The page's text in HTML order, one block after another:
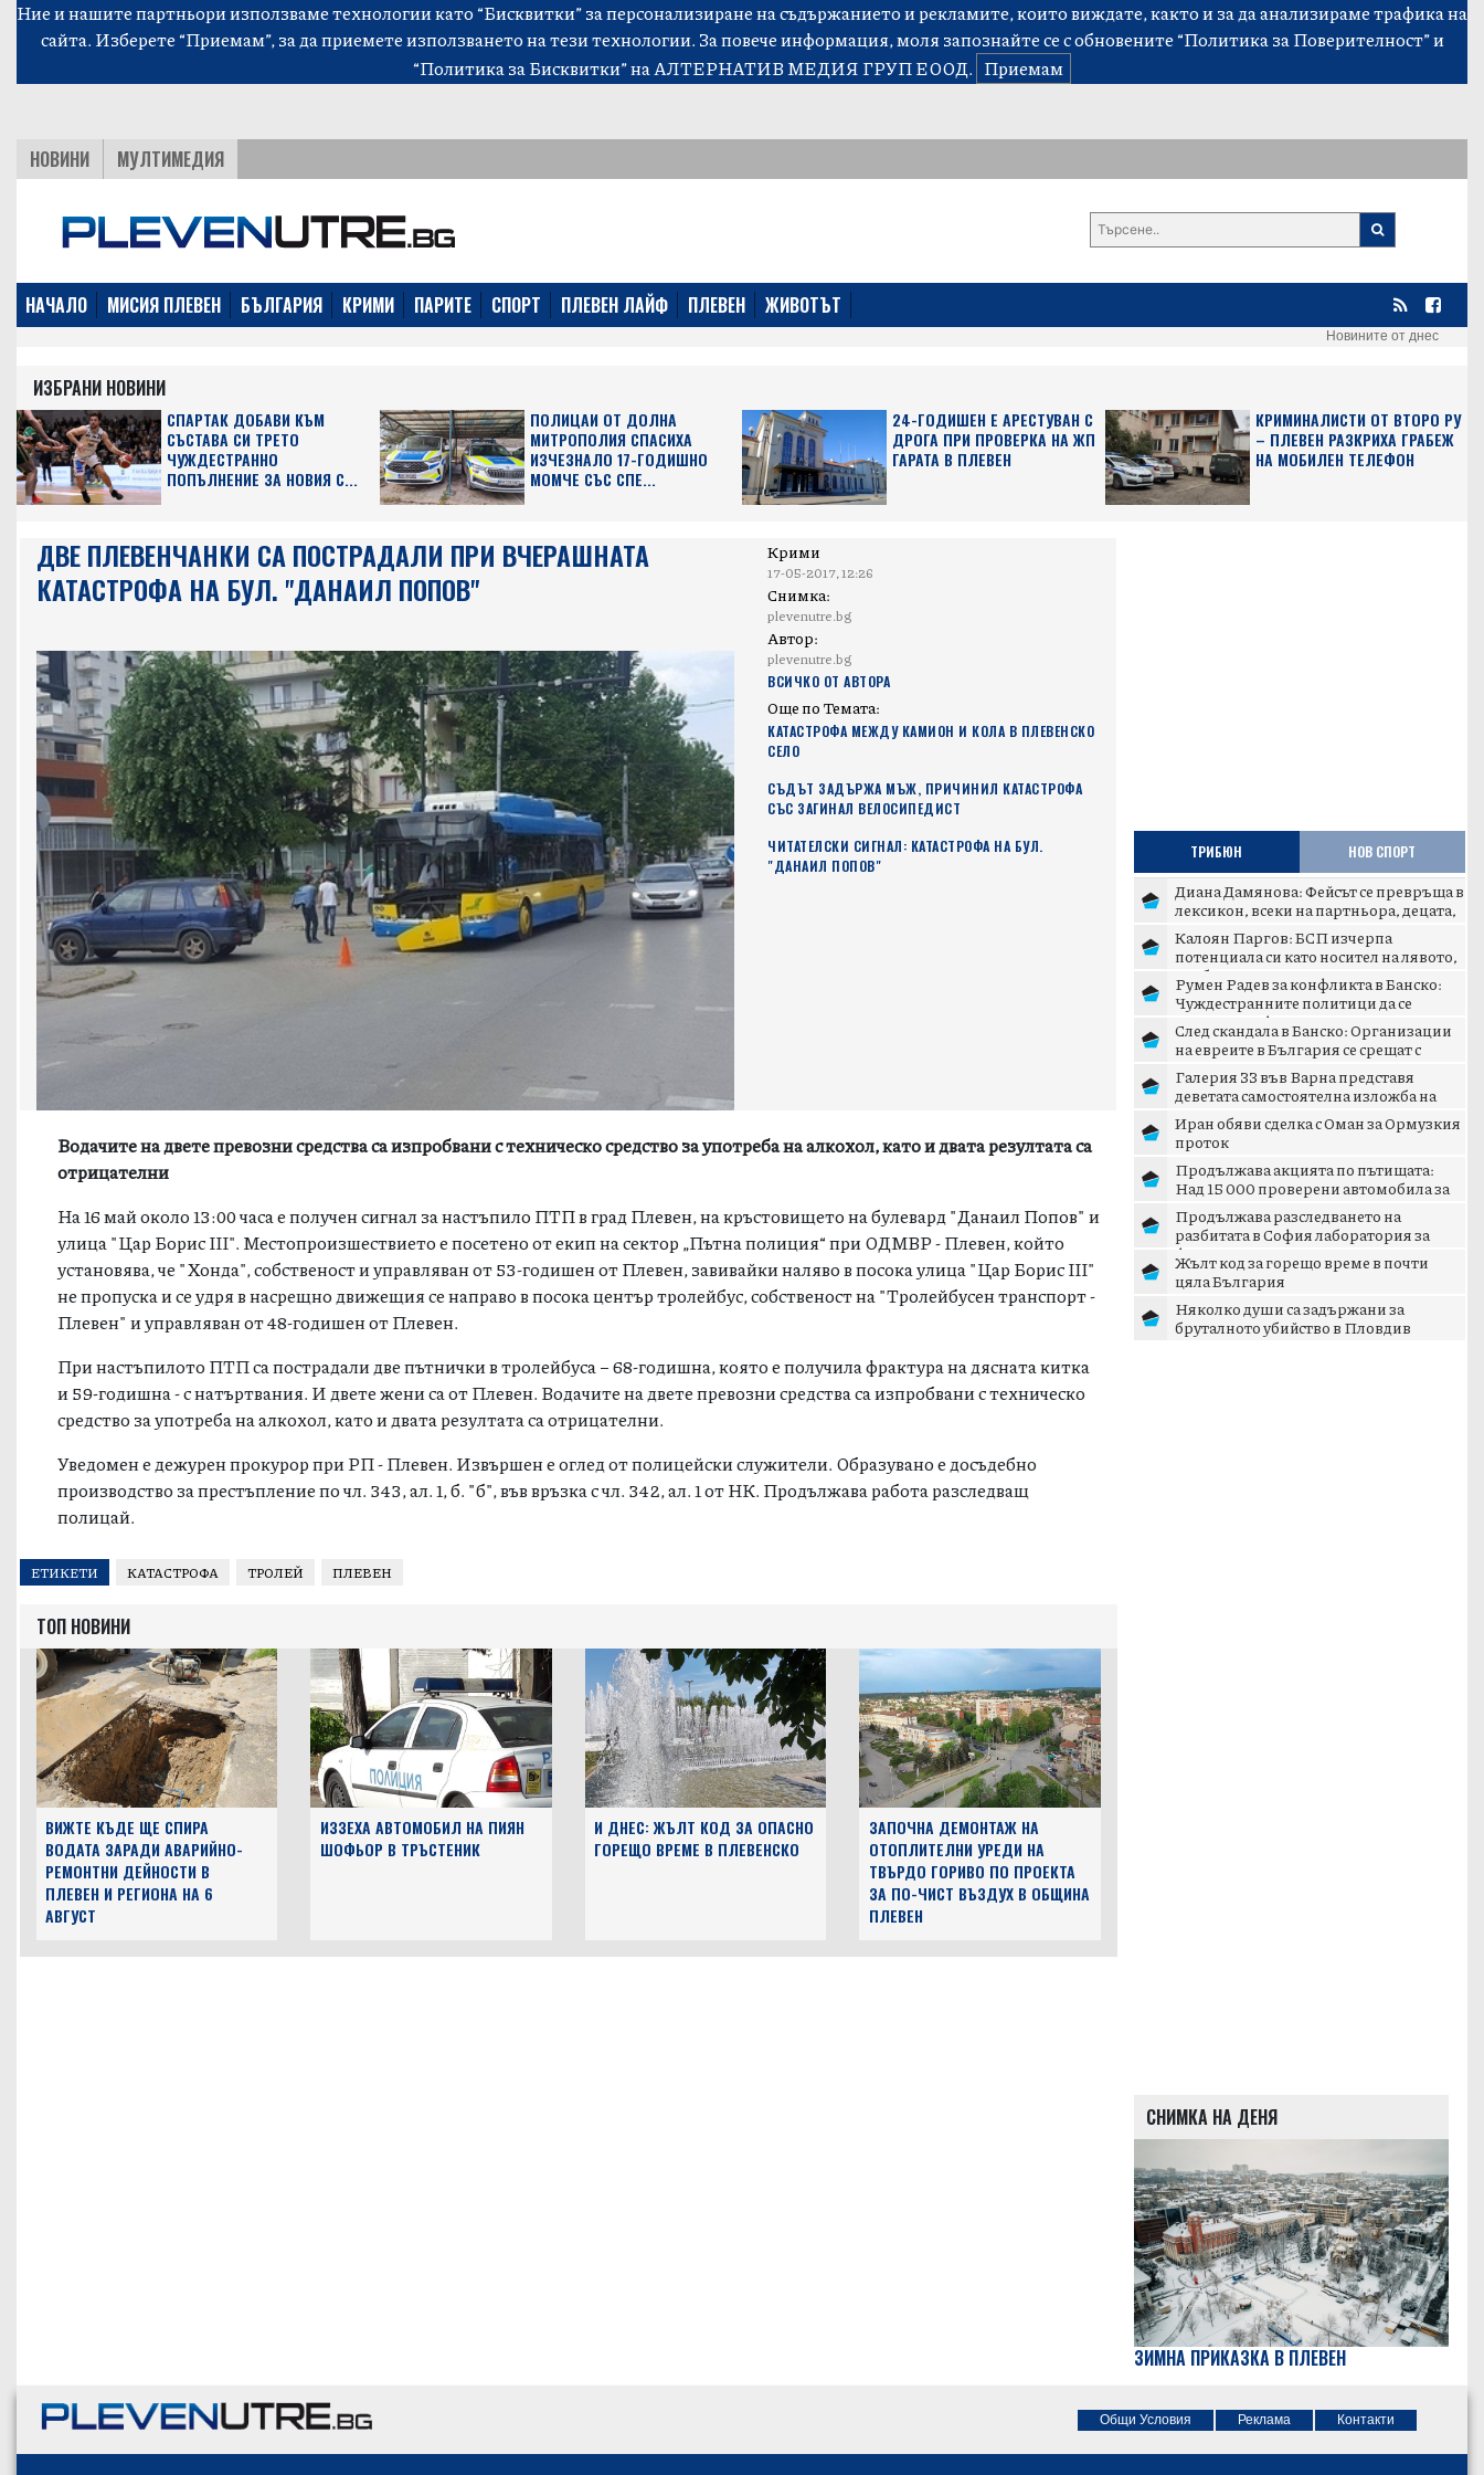
Ние и нашите партньори използваме технологии като “Бисквитки” за персонализиране на съдържанието и рекламите, които виждате, както и за да анализираме трафика на
сайта. Изберете “Приемам”, за да приемете използването на тези технологии. За повече информация, моля запознайте се с обновените“Политика за Поверителност”и
“Политика за Бисквитки”на АЛТЕРНАТИВ МЕДИЯ ГРУП ЕООД. Приемам
НОВИНИ МУЛТИМЕДИЯ
НАЧАЛО МИСИЯ ПЛЕВЕН БЪЛГАРИЯ КРИМИ ПАРИТЕ СПОРТ ПЛЕВЕН ЛАЙФ ПЛЕВЕН ЖИВОТЪТ
Новините от днес
ИЗБРАНИ НОВИНИ
СПАРТАК ДОБАВИ КЪМ
СЪСТАВА СИ ТРЕТО
ЧУЖДЕСТРАННО
ПОПЪЛНЕНИЕ ЗА НОВИЯ С...
ПОЛИЦАИ ОТ ДОЛНА
МИТРОПОЛИЯ СПАСИХА
ИЗЧЕЗНАЛО 17-ГОДИШНО
МОМЧЕ СЪС СПЕ...
24-ГОДИШЕН Е АРЕСТУВАН С
ДРОГА ПРИ ПРОВЕРКА НА ЖП
ГАРАТА В ПЛЕВЕН
КРИМИНАЛИСТИ ОТ ВТОРО РУ
– ПЛЕВЕН РАЗКРИХА ГРАБЕЖ
НА МОБИЛЕН ТЕЛЕФОН
ДВЕ ПЛЕВЕНЧАНКИ СА ПОСТРАДАЛИ ПРИ ВЧЕРАШНАТА
КАТАСТРОФА НА БУЛ. "ДАНАИЛ ПОПОВ"
Крими
17-05-2017, 12:26
Снимка:
plevenutre.bg
Автор:
plevenutre.bg
ВСИЧКО ОТ АВТОРА
Още по Темата:
КАТАСТРОФА МЕЖДУ КАМИОН И КОЛА В ПЛЕВЕНСКО
СЕЛО
СЪДЪТ ЗАДЪРЖА МЪЖ, ПРИЧИНИЛ КАТАСТРОФА
СЪС ЗАГИНАЛ ВЕЛОСИПЕДИСТ
ЧИТАТЕЛСКИ СИГНАЛ: КАТАСТРОФА НА БУЛ.
"ДАНАИЛ ПОПОВ"
Водачите на двете превозни средства са изпробвани с техническо средство за употреба на алкохол, като и двата резултата са
отрицателни
На 16 май около 13:00 часа е получен сигнал за настъпило ПТП в град Плевен, на кръстовището на булевард "Данаил Попов" и
улица "Цар Борис ІІІ". Местопроизшествието е посетено от екип на сектор „Пътна полиция“ при ОДМВР - Плевен, който
установява, че "Хонда", собственост и управляван от 53-годишен от Плевен, завивайки наляво в посока улица "Цар Борис ІІІ"
не пропуска и се удря в насрещно движещия се направо в посока център тролейбус, собственост на "Тролейбусен транспорт -
Плевен" и управляван от 48-годишен от Плевен.
При настъпилото ПТП са пострадали две пътнички в тролейбуса – 68-годишна, която е получила фрактура на дясната китка
и 59-годишна - с натъртвания. И двете жени са от Плевен. Водачите на двете превозни средства са изпробвани с техническо
средство за употреба на алкохол, като и двата резултата са отрицателни.
Уведомен е дежурен прокурор при РП - Плевен. Извършен е оглед от полицейски служители. Образувано е досъдебно
производство за престъпление по чл. 343, ал. 1, б. "б", във връзка с чл. 342, ал. 1 от НК. Продължава работа разследващ
полицай.
ЕТИКЕТИ КАТАСТРОФА ТРОЛЕЙ ПЛЕВЕН
ТОП НОВИНИ
ВИЖТЕ КЪДЕ ЩЕ СПИРА
ВОДАТА ЗАРАДИ АВАРИЙНО-
РЕМОНТНИ ДЕЙНОСТИ В
ПЛЕВЕН И РЕГИОНА НА 6
АВГУСТ
ИЗЗЕХА АВТОМОБИЛ НА ПИЯН
ШОФЬОР В ТРЪСТЕНИК
И ДНЕС: ЖЪЛТ КОД ЗА ОПАСНО
ГОРЕЩО ВРЕМЕ В ПЛЕВЕНСКО
ЗАПОЧНА ДЕМОНТАЖ НА
ОТОПЛИТЕЛНИ УРЕДИ НА
ТВЪРДО ГОРИВО ПО ПРОЕКТА
ЗА ПО-ЧИСТ ВЪЗДУХ В ОБЩИНА
ПЛЕВЕН
ТРИБЮН НОВ СПОРТ
Диана Дамянова: Фейсът се превръща в
лексикон, всеки на партньора, децата,
на родителите с...
Калоян Паргов: БСП изчерпа
потенциала си като носител на лявото,
трябва да скъса със съвет...
Румен Радев за конфликта в Банско:
Чуждестранните политици да се
запознаят с фактите преди...
След скандала в Банско: Организации
на евреите в България се срещат с
главния секретар на...
Галерия 33 във Варна представя
деветата самостоятелна изложба на
Красен Кралев - „Отвъд съ...
Иран обяви сделка с Оман за Ормузкия
проток
Продължава акцията по пътищата:
Над 15 000 проверени автомобила за
денонощие
Продължава разследването на
разбитата в София лаборатория за
фентанил
Жълт код за горещо време в почти
цяла България
Няколко души са задържани за
бруталното убийство в Пловдив
СНИМКА НА ДЕНЯ
ЗИМНА ПРИКАЗКА В ПЛЕВЕН
Общи Условия Реклама Контакти